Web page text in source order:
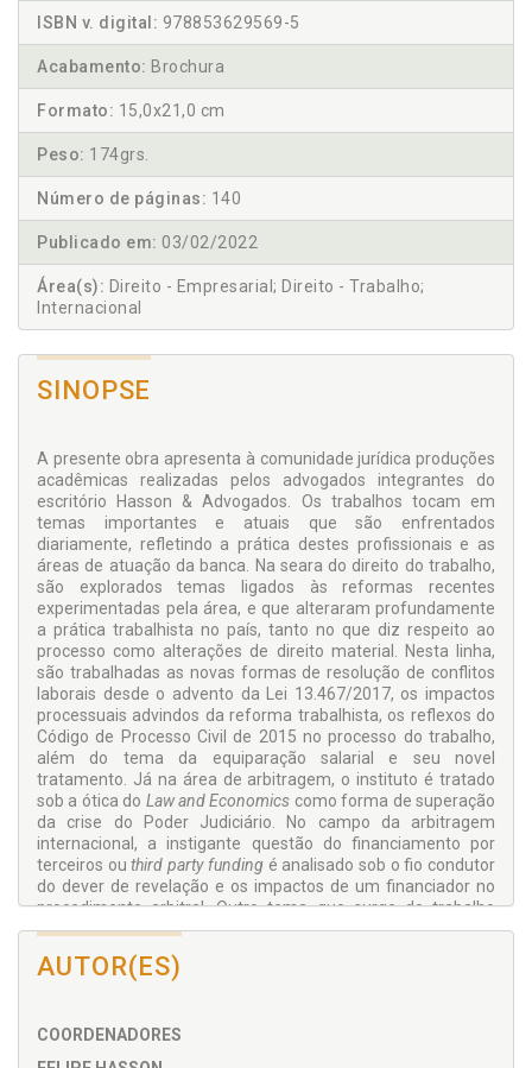
ISBN v. digital: 978853629569-5
Acabamento: Brochura
Formato: 15,0x21,0 cm
Peso: 174grs.
Número de páginas: 140
Publicado em: 03/02/2022
Área(s): Direito - Empresarial; Direito - Trabalho;
Internacional
SINOPSE
A presente obra apresenta à comunidade jurídica produções
acadêmicas realizadas pelos advogados integrantes do
escritório Hasson & Advogados. Os trabalhos tocam em
temas importantes e atuais que são enfrentados
diariamente, refletindo a prática destes profissionais e as
áreas de atuação da banca. Na seara do direito do trabalho,
são explorados temas ligados às reformas recentes
experimentadas pela área, e que alteraram profundamente
a prática trabalhista no país, tanto no que diz respeito ao
processo como alterações de direito material. Nesta linha,
são trabalhadas as novas formas de resolução de conflitos
laborais desde o advento da Lei 13.467/2017, os impactos
processuais advindos da reforma trabalhista, os reflexos do
Código de Processo Civil de 2015 no processo do trabalho,
além do tema da equiparação salarial e seu novel
tratamento. Já na área de arbitragem, o instituto é tratado
sob a ótica do Law and Economics como forma de superação
da crise do Poder Judiciário. No campo da arbitragem
internacional, a instigante questão do financiamento por
terceiros outhird party fundingé analisado sob o fio condutor
do dever de revelação e os impactos de um financiador no
procedimento arbitral. Outro tema que surge do trabalho
desenvolvido pelo escritório e que cresce em importância a
cada dia reside no direito digital e na proteção e tratamento
de dados, em especial após o advento da Lei Geral de
pelas empresas para que estejam de acordo com a nova
normativa. Ao final, a obra traz um estudo sobre a ética na
AUTOR(ES)
COORDENADORES